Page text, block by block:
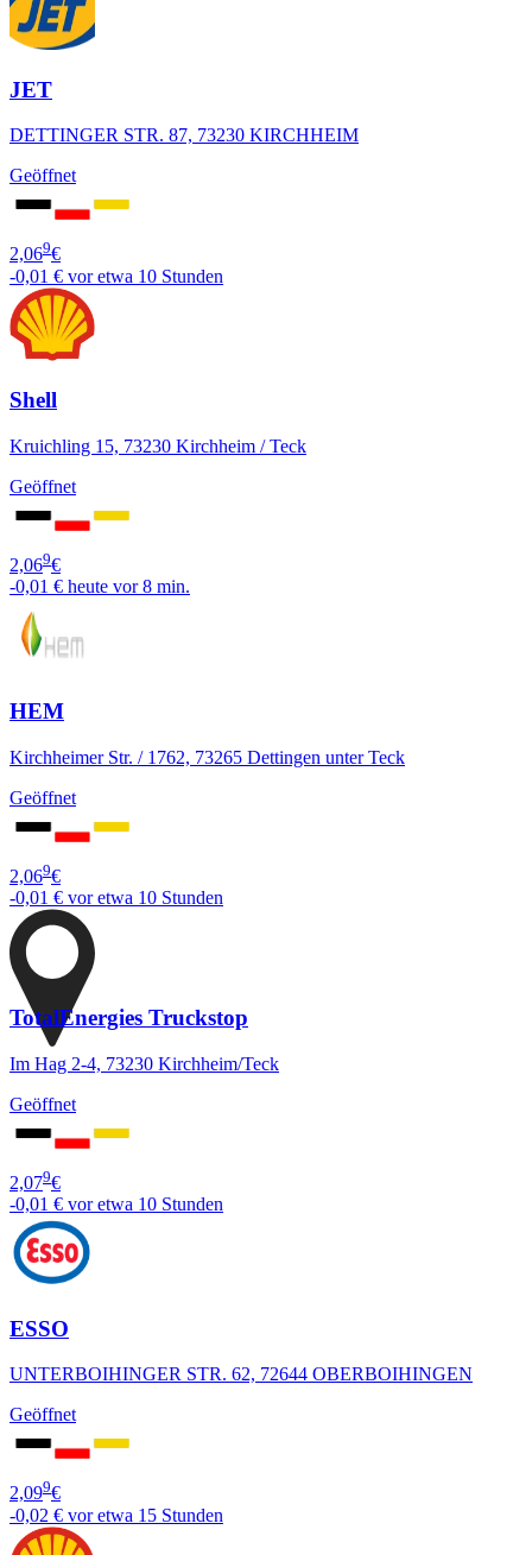
JET
DETTINGER STR. 87, 73230 KIRCHHEIM
Geöffnet
2,069€
-0,01 € vor etwa 10 Stunden
Shell
Kruichling 15, 73230 Kirchheim / Teck
Geöffnet
2,069€
-0,01 € heute vor 8 min.
HEM
Kirchheimer Str. / 1762, 73265 Dettingen unter Teck
Geöffnet
2,069€
-0,01 € vor etwa 10 Stunden
TotalEnergies Truckstop
Im Hag 2-4, 73230 Kirchheim/Teck
Geöffnet
2,079€
-0,01 € vor etwa 10 Stunden
ESSO
UNTERBOIHINGER STR. 62, 72644 OBERBOIHINGEN
Geöffnet
2,099€
-0,02 € vor etwa 15 Stunden